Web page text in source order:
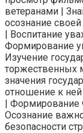
ветеранами |
осознание
| Воспитание
Формирование
Изучение
торжественных
значения
отношение к
| Формирование
Осознание
безопасности